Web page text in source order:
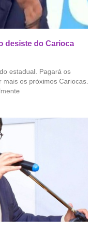
desiste do Carioca
estadual. Pagará os
os próximos Cariocas.